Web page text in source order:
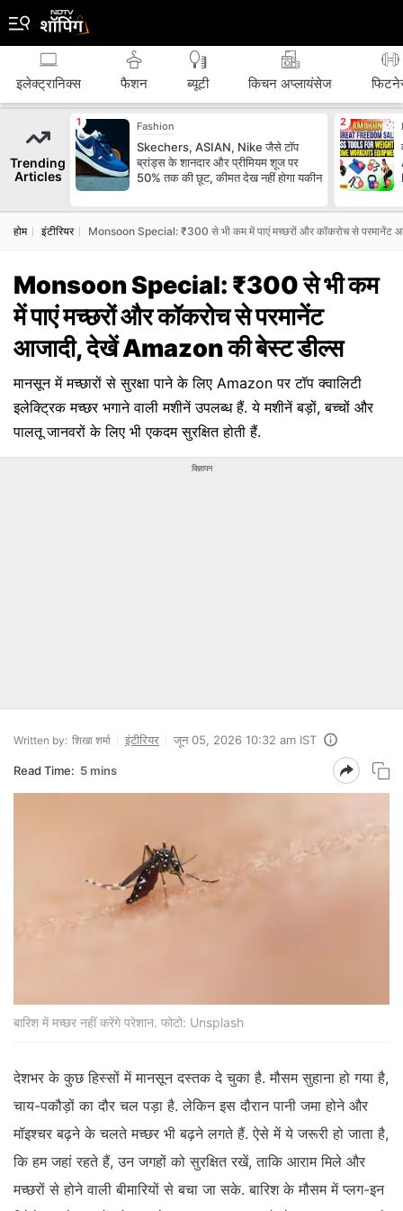
इलेक्ट्रानिक्स फैशन ब्‍यूटी किचन अप्लायंसेज
Trending
Articles
Fashion
Skechers, ASIAN, Nike जैसे टॉप
ब्रांड्स के शानदार और प्रीमियम शूज पर
50% तक की छूट, कीमत देख नहीं होगा यकीन
होम इंटीरियर Monsoon Special: ₹300 से भी कम में पाएं मच्छरों और कॉकरोच से परमानेंट
Monsoon Special: ₹300 से भी कम
में पाएं मच्छरों और कॉकरोच से परमानेंट
आजादी, देखें Amazon की बेस्ट डील्स
मानसून में मच्‍छारों से सुरक्षा पाने के लिए Amazon पर टॉप क्वालिटी
इलेक्ट्रिक मच्छर भगाने वाली मशीनें उपलब्ध हैं. ये मशीनें बड़ों, बच्चों और
पालतू जानवरों के लिए भी एकदम सुरक्षित होती हैं.
विज्ञापन
Written by: शिखा शर्मा इंटीरियर जून 05, 2026 10:32 am IST
Read Time: 5 mins
बारिश में मच्‍छर नहीं करेंगे परेशान. फोटो: Unsplash
देशभर के कुछ हिस्‍सों में मानसून दस्‍तक दे चुका है. मौसम सुहाना हो गया है,
चाय-पकौड़ों का दौर चल पड़ा है. लेकिन इस दौरान पानी जमा होने और
मॉइश्‍चर बढ़ने के चलते मच्‍छर भी बढ़ने लगते हैं. ऐसे में ये जरूरी हो जाता है,
कि हम जहां रहते हैं, उन जगहों को सुरक्षित रखें, ताकि आराम मिले और
मच्छरों से होने वाली बीमारियों से बचा जा सके. बारिश के मौसम में प्लग-इन